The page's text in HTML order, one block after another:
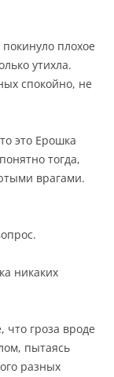
плохое
утихла.
спокойно, не
это Ерошка
тогда,
врагами.
никаких
гроза вроде
пытаясь
разных